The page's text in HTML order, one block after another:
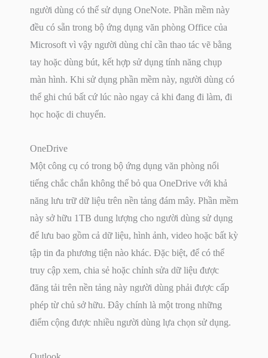
người dùng có thể sử dụng OneNote. Phần mềm này
đều có sẵn trong bộ ứng dụng văn phòng Office của
Microsoft vì vậy người dùng chỉ cần thao tác vẽ bằng
tay hoặc dùng bút, kết hợp sử dụng tính năng chụp
màn hình. Khi sử dụng phần mềm này, người dùng có
thể ghi chú bất cứ lúc nào ngay cả khi đang đi làm, đi
học hoặc di chuyển.
OneDrive
Một công cụ có trong bộ ứng dụng văn phòng nổi
tiếng chắc chắn không thể bỏ qua OneDrive với khả
năng lưu trữ dữ liệu trên nền tảng đám mây. Phần mềm
này sở hữu 1TB dung lượng cho người dùng sử dụng
để lưu bao gồm cả dữ liệu, hình ảnh, video hoặc bất kỳ
tập tin đa phương tiện nào khác. Đặc biệt, để có thể
truy cập xem, chia sẻ hoặc chỉnh sửa dữ liệu được
đăng tải trên nền tảng này người dùng phải được cấp
phép từ chủ sở hữu. Đây chính là một trong những
điểm cộng được nhiều người dùng lựa chọn sử dụng.